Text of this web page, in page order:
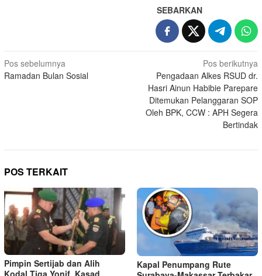
SEBARKAN
Navigasi
pos
Pos sebelumnya
Ramadan Bulan Sosial
Pos berikutnya
Pengadaan Alkes RSUD dr.
Hasri Ainun Habibie Parepare
Ditemukan Pelanggaran SOP
Oleh BPK, CCW : APH Segera
Bertindak
POS TERKAIT
Pimpin Sertijab dan Alih
Kapal Penumpang Rute